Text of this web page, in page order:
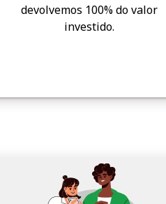
devolvemos 100% do valor
investido.